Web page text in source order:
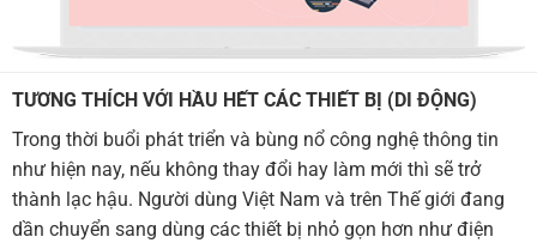
TƯƠNG THÍCH VỚI HẦU HẾT CÁC THIẾT BỊ (DI ĐỘNG)
Trong thời buổi phát triển và bùng nổ công nghệ thông tin
như hiện nay, nếu không thay đổi hay làm mới thì sẽ trở
thành lạc hậu. Người dùng Việt Nam và trên Thế giới đang
dần chuyển sang dùng các thiết bị nhỏ gọn hơn như điện